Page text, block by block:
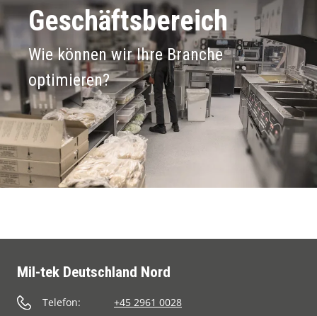
Geschäftsbereich
Wie können wir Ihre Branche
optimieren?
Mil-tek Deutschland Nord
Telefon:
+45 2961 0028